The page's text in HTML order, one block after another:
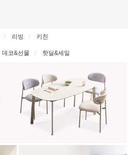
리빙 키친
데코&선물 핫딜&세일